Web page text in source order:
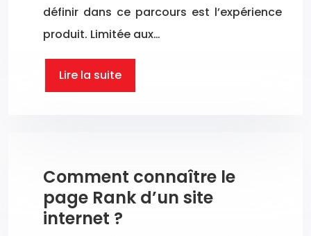
définir dans ce parcours est l’expérience
produit. Limitée aux…
Lire la suite
Comment connaître le
page Rank d’un site
internet ?